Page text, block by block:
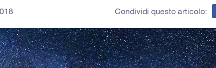
Condividi questo articolo: